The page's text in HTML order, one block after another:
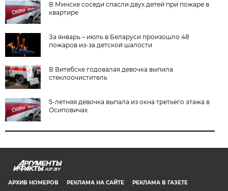
В Минске соседи спасли двух детей при пожаре в
квартире
За январь – июль в Беларуси произошло 48
пожаров из-за детской шалости
В Витебске годовалая девочка выпила
стеклоочиститель
5-летняя девочка выпала из окна третьего этажа в
Осиповичах
AIF.BY
АРХИВ НОМЕРОВ РЕКЛАМА НА САЙТЕ РЕКЛАМА В ГАЗЕТЕ